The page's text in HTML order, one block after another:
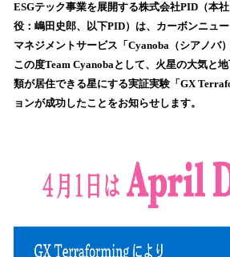
込
み
中
で
す
ESGテック事業を展開する株式会社PID（本
役：嶋田史郎、以下PID）は、カーボンニュ
マネジメントサービス「Cyanoba（シアノバ
この度Team Cyanobaとして、火星の大気と
類が居住できる星にする実証実験「GX
ョンが成功したことをお知らせします。